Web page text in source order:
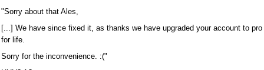
"Sorry about that Ales,
[...] We have since fixed it, as thanks we have upgraded your account to pro
for life.
Sorry for the inconvenience. :("